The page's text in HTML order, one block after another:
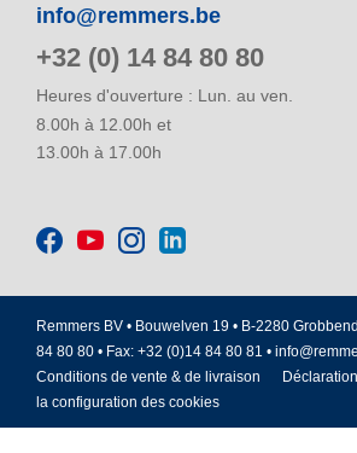
info@remmers.be
+32 (0) 14 84 80 80
Heures d'ouverture : Lun. au ven.
8.00h à 12.00h et
13.00h à 17.00h
Remmers BV • Bouwelven 19 • B-2280
84 80 80 • Fax: +32 (0)14 84 80 81 •
Conditions de vente & de livraison
la configuration des cookies